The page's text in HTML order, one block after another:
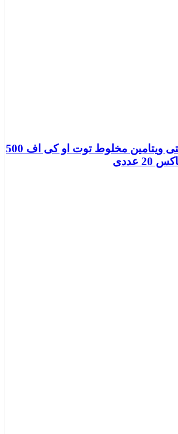
اسموتی مولتی ویتامین مخلوط توت او کی اف 500
عددی